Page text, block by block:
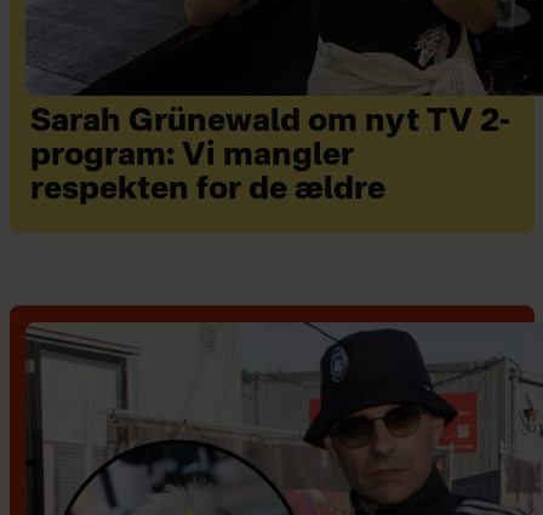
Sarah Grünewald om nyt TV 2-
program: Vi mangler
respekten for de ældre